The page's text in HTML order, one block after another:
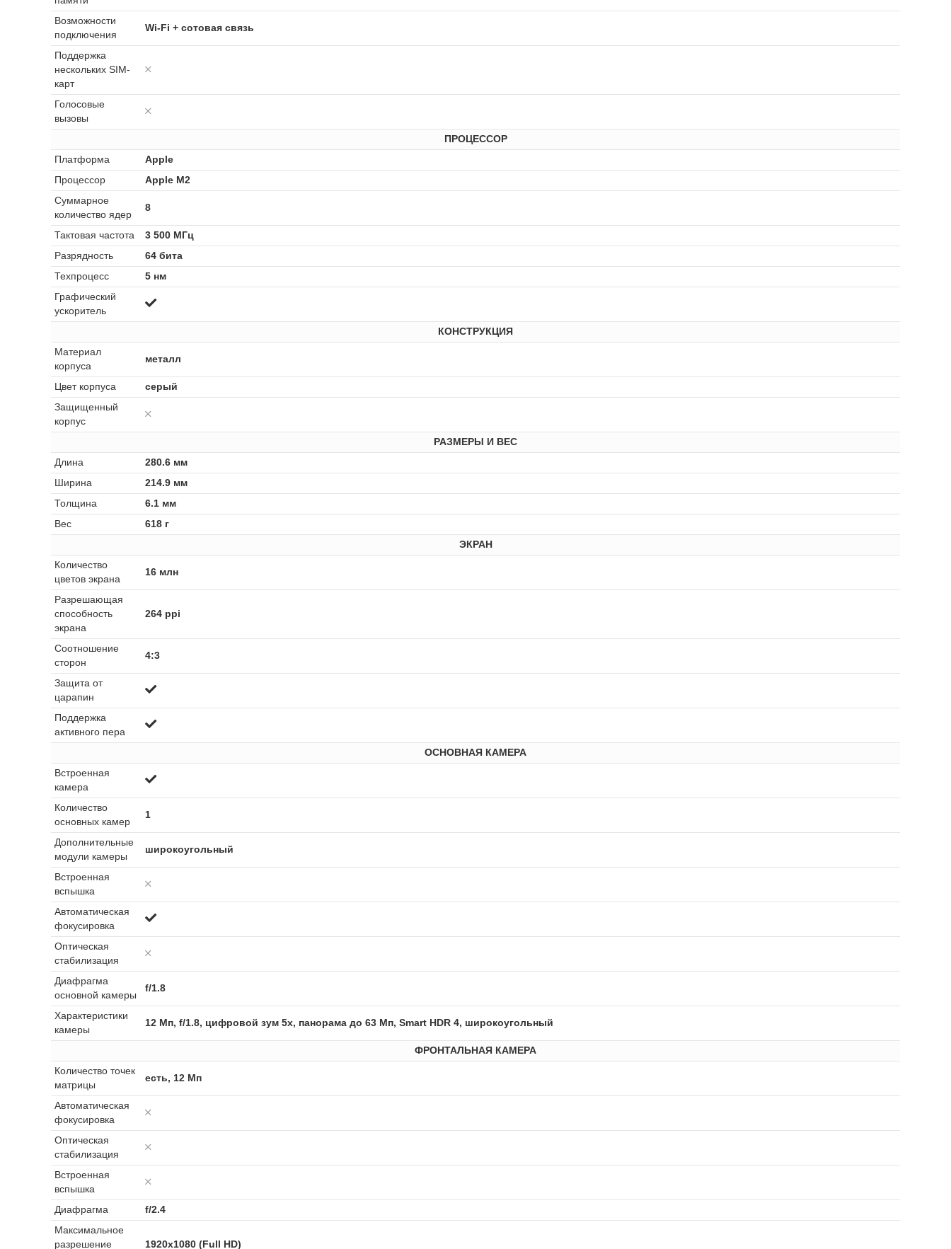
Возможности
подключения
Wi-Fi + сотовая связь
Поддержка
нескольких SIM-
карт
Голосовые
вызовы
ПРОЦЕССОР
Платформа
Apple
Процессор
Apple M2
Суммарное
количество ядер
8
Тактовая частота
3 500 МГц
Разрядность
64 бита
Техпроцесс
5 нм
Графический
ускоритель
КОНСТРУКЦИЯ
Материал
корпуса
металл
Цвет корпуса
серый
Защищенный
корпус
РАЗМЕРЫ И ВЕС
Длина
280.6 мм
Ширина
214.9 мм
Толщина
6.1 мм
Вес
618 г
ЭКРАН
Количество
цветов экрана
16 млн
Разрешающая
способность
экрана
264 ppi
Соотношение
сторон
4:3
Защита от
царапин
Поддержка
активного пера
ОСНОВНАЯ КАМЕРА
Встроенная
камера
Количество
основных камер
1
Дополнительные
модули камеры
широкоугольный
Встроенная
вспышка
Автоматическая
фокусировка
Оптическая
стабилизация
Диафрагма
основной камеры
f/1.8
Характеристики
камеры
12 Мп, f/1.8, цифровой зум 5x, панорама до 63 Мп, Smart HDR 4, широкоугольный
ФРОНТАЛЬНАЯ КАМЕРА
Количество точек
матрицы
есть, 12 Мп
Автоматическая
фокусировка
Оптическая
стабилизация
Встроенная
вспышка
Диафрагма
f/2.4
Максимальное
разрешение
1920x1080 (Full HD)